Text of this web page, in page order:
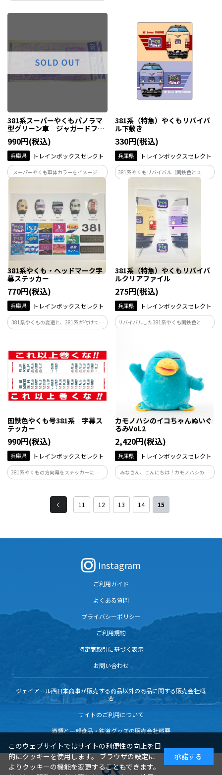
ポーズのぬいぐるみです。 フェルト素材
の「ICOCAカード」を持った可愛いぬい
381系スーパーやくもパノラマ
型グリーン車 ジャガードフェ
イスタオル
990円(税込)
兵庫県 トレインボックスセレクト
スーパーやくも車体カラーをイメージし
381系（特急）やくもリバイバ
ル下敷き
330円(税込)
兵庫県 トレインボックスセレクト
381系やくもリバイバル（国鉄色とスーパ
ーやくも色）をデザインした下敷きです。
381系やくも・ヘッドマーク字
幕ステッカー
770円(税込)
兵庫県 トレインボックスセレクト
381系やくもの変遷と、381系が付けてい
た主なヘッドマークをデザインしたステ
381系（特急）やくもリバイバ
ルクリアファイル
275円(税込)
兵庫県 トレインボックスセレクト
リバイバルした381系やくも国鉄色と、ス
国鉄色やくも号381系 字幕ス
テッカー
990円(税込)
兵庫県 トレインボックスセレクト
381系やくもの方向幕をステッカーにしま
した♪
カモノハシのイコちゃんぬいぐ
るみVol.2
2,420円(税込)
兵庫県 トレインボックスセレクト
みなさん、こんにちは！カモノハシのイ
コちゃんです。
11 12 13 14 15
Instagram
ご利用ガイド
よくある質問
プライバシーポリシー
ご利用規約
特定商取引に基づく表示
お問い合わせ
ジェイアール西日本商事が販売する商品以外の商品に関する販売会社概
要
サイトのご利用について
酒類と一部食品・鉄道グッズの販売会社概要
このウェブサイトではサイトの利便性の向上を目
的にクッキーを使用します。 ブラウザの設定に
よりクッキーの機能を変更することもできます。
承諾する